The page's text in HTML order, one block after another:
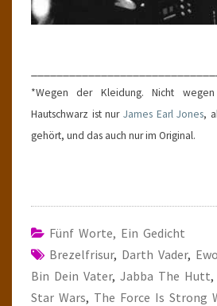
*Wegen der Kleidung. Nicht
Hautschwarz ist nur James Earl Jones,
gehört, und das auch nur im Original.
Fünf Worte, Ein Gedicht
Brezelfrisur, Darth Vader,
Bin Dein Vater, Jabba The Hutt,
Star Wars, The Force Is Strong